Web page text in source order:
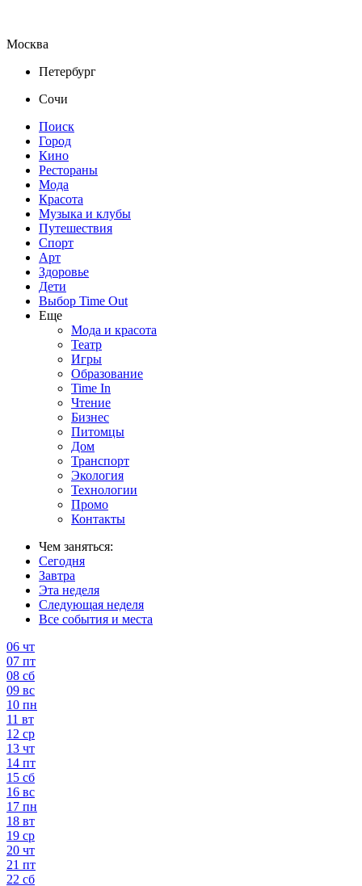
Москва
Петербург
Сочи
Поиск
Город
Кино
Рестораны
Мода
Красота
Музыка и клубы
Путешествия
Спорт
Арт
Здоровье
Дети
Выбор Time Out
Еще
Мода и красота
Театр
Игры
Образование
Time In
Чтение
Бизнес
Питомцы
Дом
Транспорт
Экология
Технологии
Промо
Контакты
Чем заняться:
Сегодня
Завтра
Эта неделя
Следующая неделя
Все события и места
06 чт
07 пт
08 сб
09 вс
10 пн
11 вт
12 ср
13 чт
14 пт
15 сб
16 вс
17 пн
18 вт
19 ср
20 чт
21 пт
22 сб